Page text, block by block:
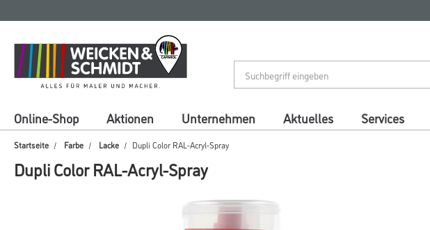
springen
springen
Online-Shop Aktionen Unternehmen Aktuelles Services
Startseite Farbe Lacke Dupli Color RAL-Acryl-Spray
Dupli Color RAL-Acryl-Spray